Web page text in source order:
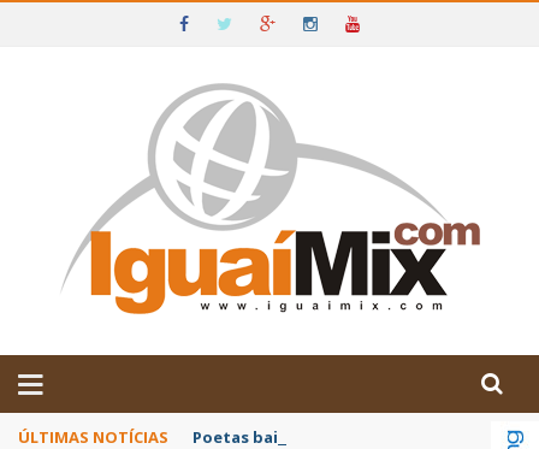
IGUAÍ E SUDOESTE DA BAHIA
ÚLTIMAS NOTÍCIAS Poetas baianos representam o Brasil no